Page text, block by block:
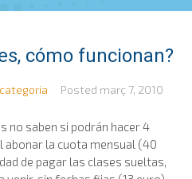
cómo funcionan?
Posted març 7, 2010
no saben si podrán hacer 4
abonar la cuota mensual (40
de pagar las clases sueltas,